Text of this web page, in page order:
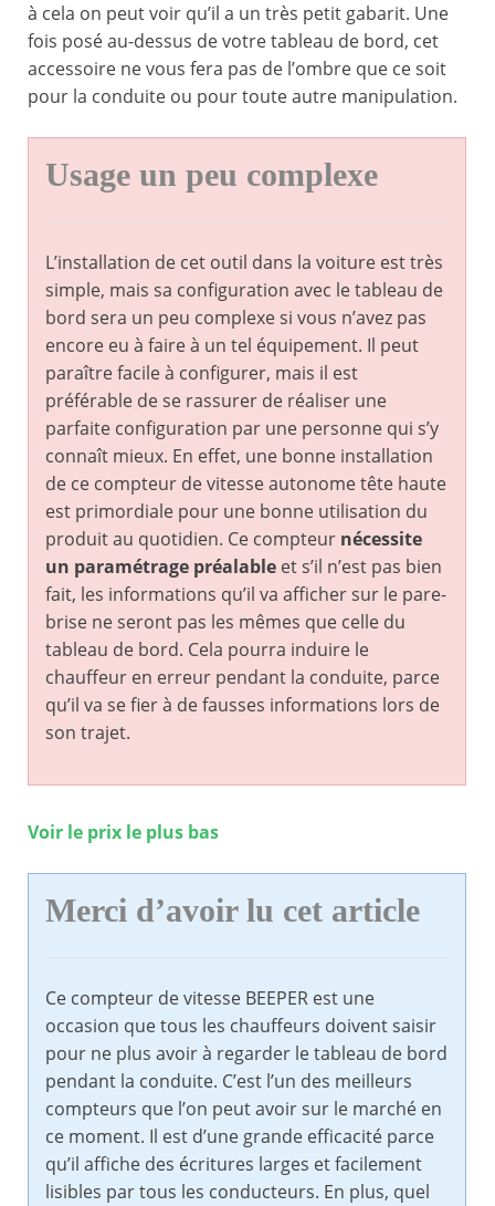
à cela on peut voir qu’il a un très petit gabarit. Une
fois posé au-dessus de votre tableau de bord, cet
accessoire ne vous fera pas de l’ombre que ce soit
pour la conduite ou pour toute autre manipulation.
Usage un peu complexe
L’installation de cet outil dans la voiture est très
simple, mais sa configuration avec le tableau de
bord sera un peu complexe si vous n’avez pas
encore eu à faire à un tel équipement. Il peut
paraître facile à configurer, mais il est
préférable de se rassurer de réaliser une
parfaite configuration par une personne qui s’y
connaît mieux. En effet, une bonne installation
de ce compteur de vitesse autonome tête haute
est primordiale pour une bonne utilisation du
produit au quotidien. Ce compteur nécessite
un paramétrage préalable et s’il n’est pas bien
fait, les informations qu’il va afficher sur le pare-
brise ne seront pas les mêmes que celle du
tableau de bord. Cela pourra induire le
chauffeur en erreur pendant la conduite, parce
qu’il va se fier à de fausses informations lors de
son trajet.
Voir le prix le plus bas
Merci d’avoir lu cet article
Ce compteur de vitesse BEEPER est une
occasion que tous les chauffeurs doivent saisir
pour ne plus avoir à regarder le tableau de bord
pendant la conduite. C’est l’un des meilleurs
compteurs que l’on peut avoir sur le marché en
ce moment. Il est d’une grande efficacité parce
qu’il affiche des écritures larges et facilement
lisibles par tous les conducteurs. En plus, quel